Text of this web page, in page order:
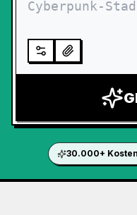
30.000+